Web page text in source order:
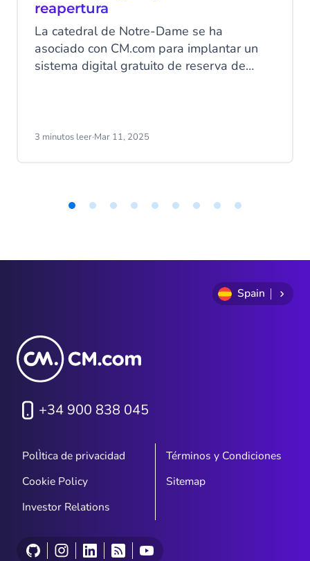
reapertura
La catedral de Notre-Dame se ha
asociado con CM.com para implantar un
sistema digital gratuito de reserva de
abril de 2019, Notre-Dame ha reabierto
3 minutos leer·Mar 11, 2025
of
Spain
+34 900 838 045
PolÌtica de privacidad
Términos y Condiciones
Cookie Policy
Sitemap
Investor Relations